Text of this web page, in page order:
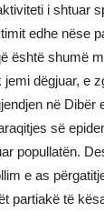
i shtuar
edhe nëse
është shumë
dëgjuar, e
në Dibër
së
popullatën.
e as
partiakë të